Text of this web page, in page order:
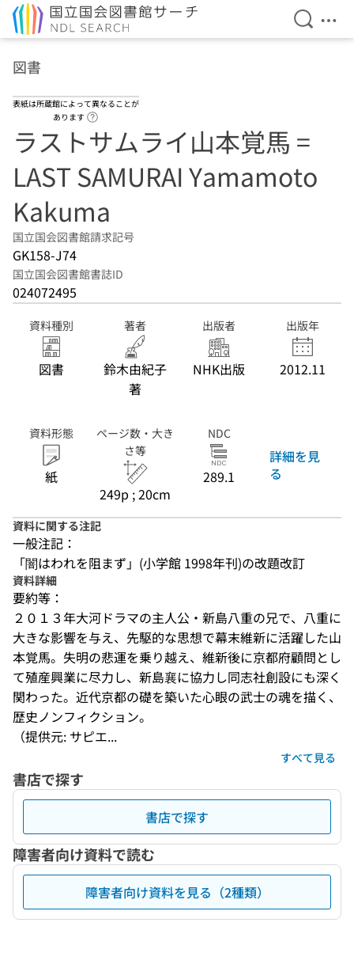
検索を
メ
図書
表紙は所蔵館によって異なることが
あります
ラストサムライ山本覚馬 =
LAST SAMURAI Yamamoto
Kakuma
国立国会図書館請求記号
GK158-J74
国立国会図書館書誌ID
024072495
資料種別
図書
著者
鈴木由紀子
著
出版者
NHK出版
出版年
2012.11
資料形態
紙
ページ数・大き
さ等
249p ; 20cm
NDC
289.1
詳細を見
る
資料に関する注記
一般注記：
「闇はわれを阻まず」(小学館 1998年刊)の改題改訂
資料詳細
要約等：
２０１３年大河ドラマの主人公・新島八重の兄で、八重に
大きな影響を与え、先駆的な思想で幕末維新に活躍した山
本覚馬。失明の悲運を乗り越え、維新後に京都府顧問とし
て殖産興業に尽力し、新島襄に協力し同志社創設にも深く
関わった。近代京都の礎を築いた心眼の武士の魂を描く、
歴史ノンフィクション。
（提供元: サピエ...
すべて見る
書店で探す
書店で探す
障害者向け資料で読む
障害者向け資料を見る（2種類）